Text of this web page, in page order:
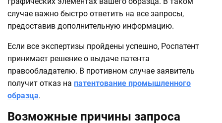
случае важно быстро ответить на все запросы,
предоставив дополнительную информацию.
Если все экспертизы пройдены успешно, Роспатент
принимает решение о выдаче патента
правообладателю. В противном случае заявитель
получит отказ на патентование промышленного
образца.
Возможные причины запроса